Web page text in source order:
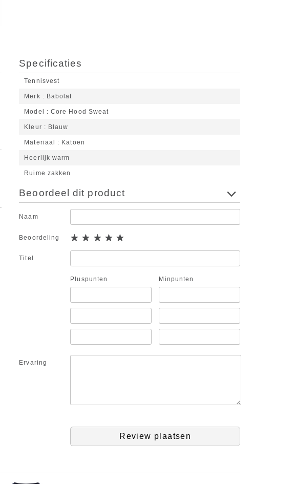
Specificaties
Tennisvest
Merk Babolat
Model Core Hood Sweat
Kleur Blauw
Materiaal Katoen
Heerlijk warm
Ruime zakken
Beoordeel dit product
Naam
Beoordeling
Titel
Pluspunten Minpunten
Ervaring
Review plaatsen